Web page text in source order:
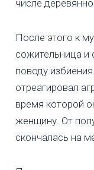
числе
После этого к
сожительница и
поводу
отреагировал
время которой
женщину. От
скончалась на